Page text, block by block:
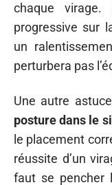
chaque virage.
progressive sur
un
perturbera pas
Une autre
posture dans le
le placement
réussite d’un
faut se pencher